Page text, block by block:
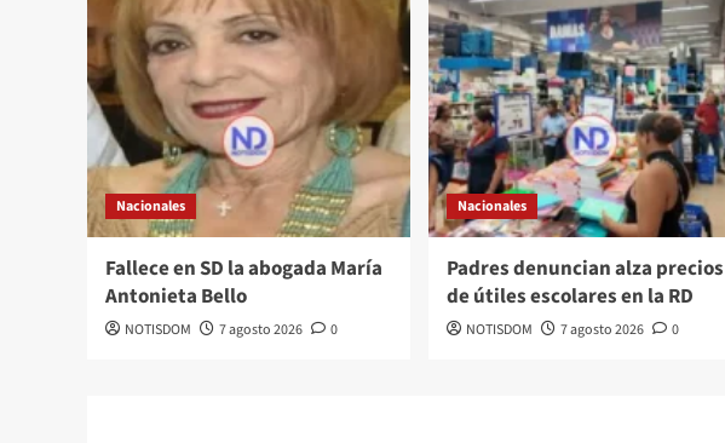
Nacionales
Fallece en SD la abogada María
Antonieta Bello
NOTISDOM 7 agosto 2026 0
Nacionales
Padres denuncian alza precios
de útiles escolares en la RD
NOTISDOM 7 agosto 2026 0